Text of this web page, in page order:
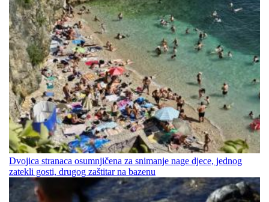
Dvojica stranaca osumnjičena za snimanje nage djece, jednog
zatekli gosti, drugog zaštitar na bazenu